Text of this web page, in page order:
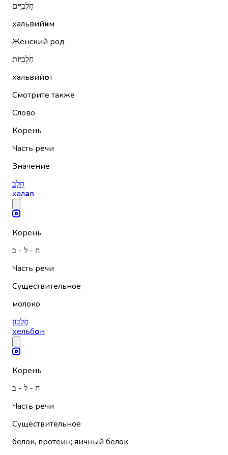
חַלְבִיִּים
хальвийим
Женский род
חַלְבִיּוֹת
хальвийот
Смотрите также
Слово
Корень
Часть речи
Значение
חָלָב
халав
Корень
ח - ל - ב
Часть речи
Существительное
молоко
חֶלְבּוֹן
хельбон
Корень
ח - ל - ב
Часть речи
Существительное
белок, протеин; яичный белок